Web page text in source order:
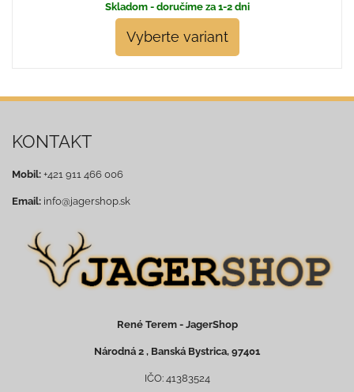
Skladom - doručíme za 1-2 dni
Vyberte variant
KONTAKT
Mobil: +421 911 466 006
Email: info@jagershop.sk
René Terem - JagerShop
Národná 2 , Banská Bystrica, 97401
IČO: 41383524